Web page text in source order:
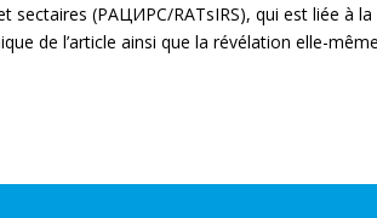
sectaires (РАЦИРС/RATsIRS), qui est liée à la
de l’article ainsi que la révélation elle-